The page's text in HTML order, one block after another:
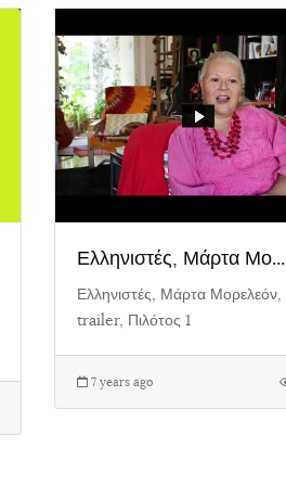
Ελληνιστές, Μάρτα Μο...
Ελληνιστές, Μάρτα Μορελεόν,
trailer, Πιλότος 1
7 years ago